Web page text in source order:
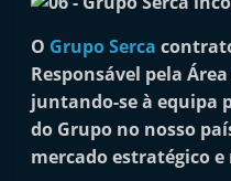
r
n
a
l
i
n
O Grupo Serca
Responsável pela
juntando-se à equipa
do Grupo no nosso
mercado estratégico